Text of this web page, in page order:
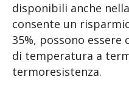
disponibili anche
consente un
35%, possono
di temperatura a
termoresistenza.